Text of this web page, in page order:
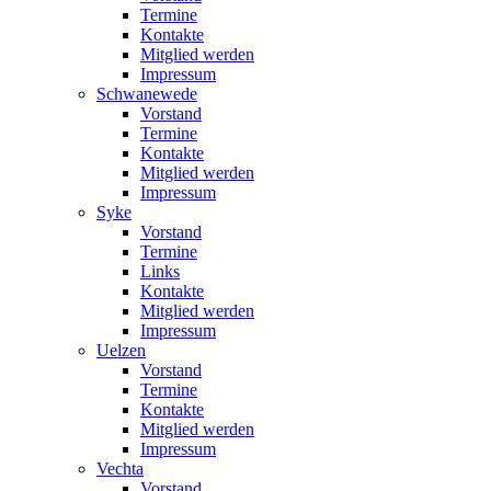
Termine
Kontakte
Mitglied werden
Impressum
Schwanewede
Vorstand
Termine
Kontakte
Mitglied werden
Impressum
Syke
Vorstand
Termine
Links
Kontakte
Mitglied werden
Impressum
Uelzen
Vorstand
Termine
Kontakte
Mitglied werden
Impressum
Vechta